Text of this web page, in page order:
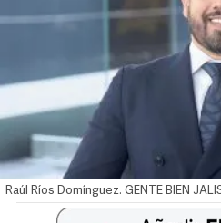
Raúl Ríos Domínguez. GENTE BIEN